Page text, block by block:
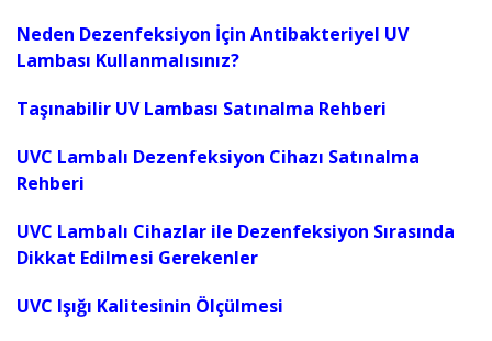
Neden Dezenfeksiyon İçin Antibakteriyel UV
Lambası Kullanmalısınız?
Taşınabilir UV Lambası Satınalma Rehberi
UVC Lambalı Dezenfeksiyon Cihazı Satınalma
Rehberi
UVC Lambalı Cihazlar ile Dezenfeksiyon Sırasında
Dikkat Edilmesi Gerekenler
UVC Işığı Kalitesinin Ölçülmesi